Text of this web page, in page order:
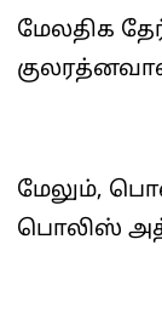
மேலதிக
மேலும்,
பொலிஸ்